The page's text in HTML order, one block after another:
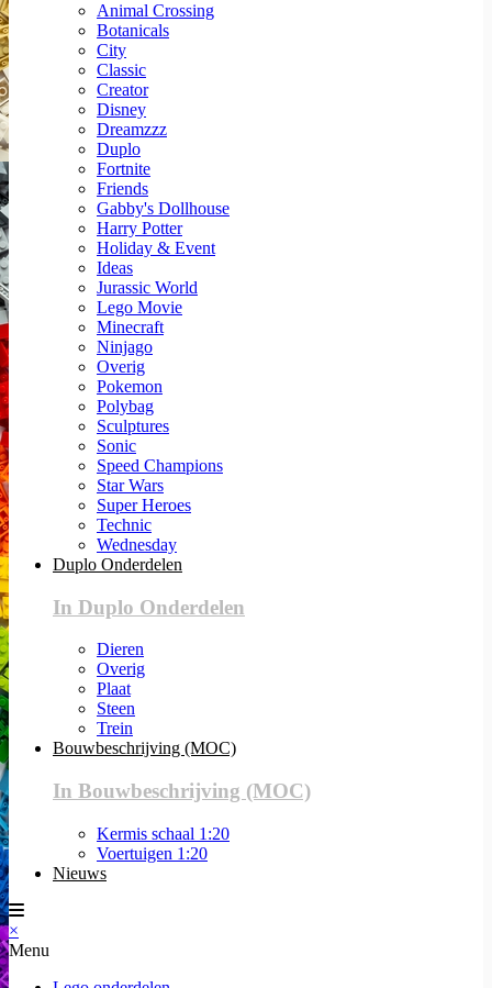
Animal Crossing
Botanicals
City
Classic
Creator
Disney
Dreamzzz
Duplo
Fortnite
Friends
Gabby's Dollhouse
Harry Potter
Holiday & Event
Ideas
Jurassic World
Lego Movie
Minecraft
Ninjago
Overig
Pokemon
Polybag
Sculptures
Sonic
Speed Champions
Star Wars
Super Heroes
Technic
Wednesday
Duplo Onderdelen
In Duplo Onderdelen
Dieren
Overig
Plaat
Steen
Trein
Bouwbeschrijving (MOC)
In Bouwbeschrijving (MOC)
Kermis schaal 1:20
Voertuigen 1:20
Nieuws
×
Menu